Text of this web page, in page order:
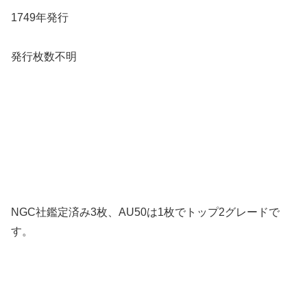
1749年発行
発行枚数不明
NGC社鑑定済み3枚、AU50は1枚でトップ2グレードで
す。